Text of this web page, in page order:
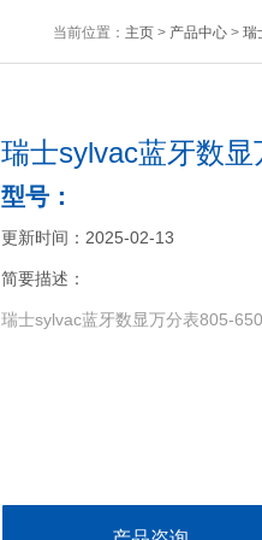
当前位置： 主页> 产品中心> 瑞
瑞士sylvac蓝牙数
型号：
更新时间：2025-02-13
简要描述：
瑞士sylvac蓝牙数显万分表805-